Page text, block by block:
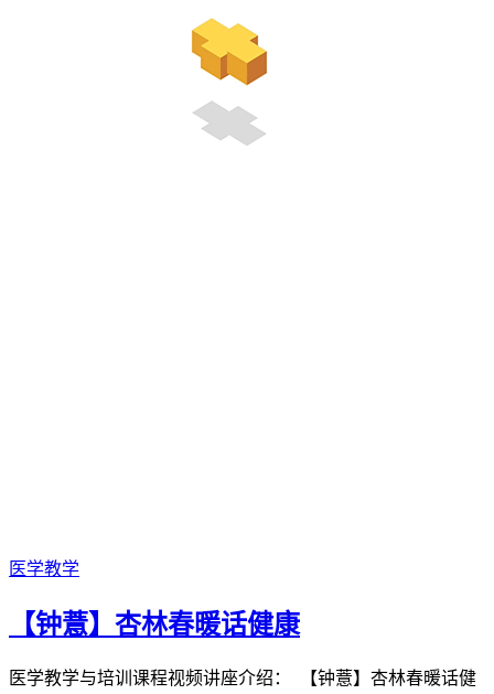
医学教学
【钟薏】杏林春暖话健康
医学教学与培训课程视频讲座介绍： 【钟薏】杏林春暖话健